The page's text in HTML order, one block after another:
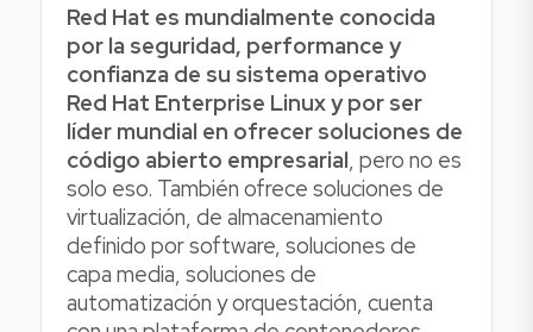
Red Hat es mundialmente conocida
por la seguridad, performance y
confianza de su sistema operativo
Red Hat Enterprise Linux y por ser
líder mundial en ofrecer soluciones de
código abierto empresarial, pero no es
solo eso. También ofrece soluciones de
virtualización, de almacenamiento
definido por software, soluciones de
capa media, soluciones de
automatización y orquestación, cuenta